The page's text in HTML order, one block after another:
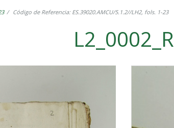
Código de Referencia: ES.39020.AMCU/5.1.2//LH2, fols. 1-23
L2_0002_R